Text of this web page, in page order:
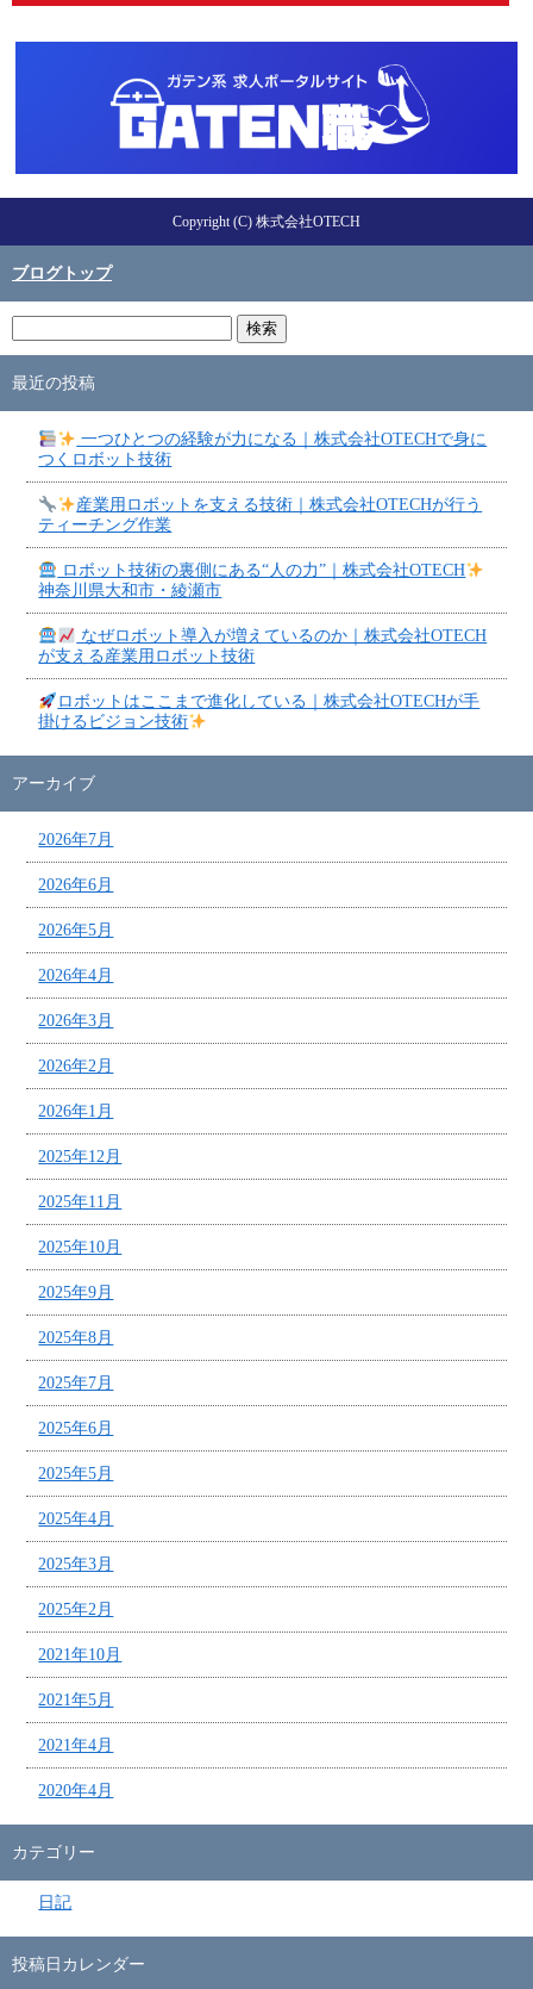
Copyright (C) 株式会社OTECH
ブログトップ
最近の投稿
一つひとつの経験が力になる｜株式会社OTECHで身に
つくロボット技術
産業用ロボットを支える技術｜株式会社OTECHが行う
ティーチング作業
ロボット技術の裏側にある“人の力”｜株式会社OTECH
神奈川県大和市・綾瀬市
なぜロボット導入が増えているのか｜株式会社OTECH
が支える産業用ロボット技術
ロボットはここまで進化している｜株式会社OTECHが手
掛けるビジョン技術
アーカイブ
2026年7月
2026年6月
2026年5月
2026年4月
2026年3月
2026年2月
2026年1月
2025年12月
2025年11月
2025年10月
2025年9月
2025年8月
2025年7月
2025年6月
2025年5月
2025年4月
2025年3月
2025年2月
2021年10月
2021年5月
2021年4月
2020年4月
カテゴリー
日記
投稿日カレンダー